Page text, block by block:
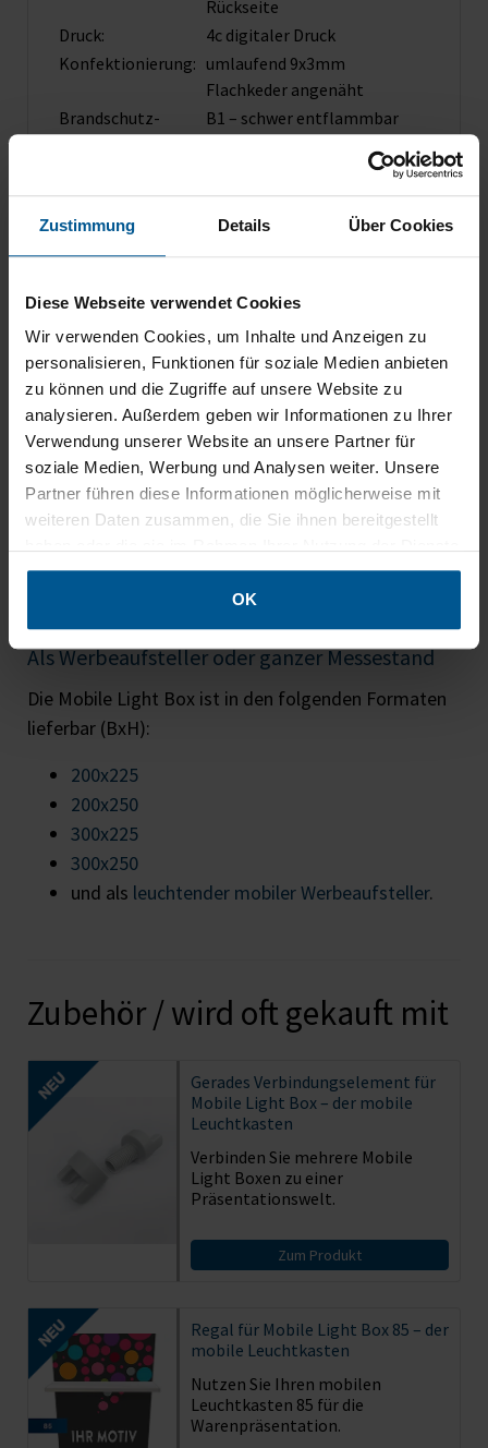
Zustimmung Details Über Cookies
Diese Webseite verwendet Cookies
Wir verwenden Cookies, um Inhalte und Anzeigen zu
personalisieren, Funktionen für soziale Medien anbieten
zu können und die Zugriffe auf unsere Website zu
analysieren. Außerdem geben wir Informationen zu Ihrer
Verwendung unserer Website an unsere Partner für
soziale Medien, Werbung und Analysen weiter. Unsere
Partner führen diese Informationen möglicherweise mit
weiteren Daten zusammen, die Sie ihnen bereitgestellt
gesammelt haben.
OK
Rückseite
Druck:
4c digitaler Druck
Konfektionierung: umlaufend 9x3mm
Flachkeder angenäht
Brandschutz­
B1 – schwer entflammbar
Verfügbare Varianten der
Mobile Light Box
Als Werbeaufsteller oder ganzer Messestand
Die Mobile Light Box ist in den folgenden Formaten
lieferbar (BxH):
200x225
200x250
300x225
300x250
und als leuchtender mobiler Werbeaufsteller.
Zubehör / wird oft gekauft mit
Gerades Verbindungselement für
Mobile Light Box – der mobile
Leuchtkasten
Verbinden Sie mehrere Mobile
Light Boxen zu einer
Präsentationswelt.
Zum Produkt
Regal für Mobile Light Box 85 – der
mobile Leuchtkasten
Nutzen Sie Ihren mobilen
Leuchtkasten 85 für die
Warenpräsentation.